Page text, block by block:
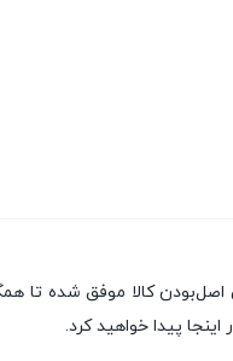
پایبندی به سه اصل، پرداخت در محل، ۷ روز ضمانت
پیدا خواهید کرد.